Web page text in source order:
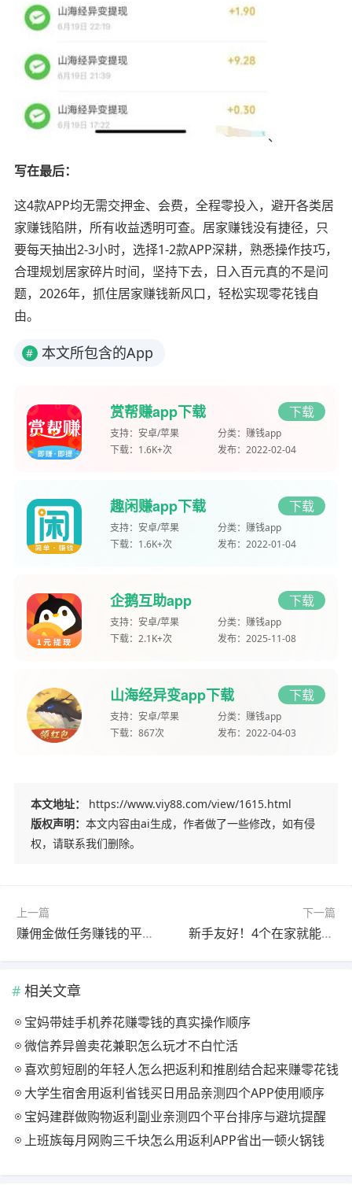
、
写在最后：
这4款APP均无需交押金、会费，全程零投入，避开各类居
家赚钱陷阱，所有收益透明可查。居家赚钱没有捷径，只
要每天抽出2-3小时，选择1-2款APP深耕，熟悉操作技巧，
合理规划居家碎片时间，坚持下去，日入百元真的不是问
题，2026年，抓住居家赚钱新风口，轻松实现零花钱自
由。
# 本文所包含的App
赏帮赚app下载 下载
支持： 安卓/苹果 分类： 赚钱app
下载： 1.6K+次 发布： 2022-02-04
趣闲赚app下载 下载
支持： 安卓/苹果 分类： 赚钱app
下载： 1.6K+次 发布： 2022-01-04
企鹅互助app 下载
支持： 安卓/苹果 分类： 赚钱app
下载： 2.1K+次 发布： 2025-11-08
山海经异变app下载 下载
支持： 安卓/苹果 分类： 赚钱app
下载： 867次 发布： 2022-04-03
本文地址：
https://www.viy88.com/view/1615.html
版权声明： 本文内容由ai生成，作者做了一些修改，如有侵
权，请联系我们删除。
上一篇
赚佣金做任务赚钱的平台，一单结佣，日赚200+不是问题
下一篇
新手友好！4个在家就能做的赚钱副业，一单结佣超省心
相关文章
宝妈带娃手机养花赚零钱的真实操作顺序
微信养异兽卖花兼职怎么玩才不白忙活
喜欢剪短剧的年轻人怎么把返利和推剧结合起来赚零花钱
大学生宿舍用返利省钱买日用品亲测四个APP使用顺序
宝妈建群做购物返利副业亲测四个平台排序与避坑提醒
上班族每月网购三千块怎么用返利APP省出一顿火锅钱